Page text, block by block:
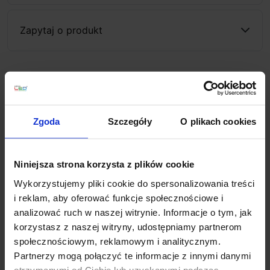
Zgoda Szczegóły O plikach cookies
Niniejsza strona korzysta z plików cookie
Wykorzystujemy pliki cookie do spersonalizowania treści
i reklam, aby oferować funkcje społecznościowe i
analizować ruch w naszej witrynie. Informacje o tym, jak
korzystasz z naszej witryny, udostępniamy partnerom
społecznościowym, reklamowym i analitycznym.
Partnerzy mogą połączyć te informacje z innymi danymi
Zapytaj o produkt
Opis
EXO TOSCANA 842A-L0103B-01, 842A-L0103B-
35to niewielki kinkiet ścienny LED ze stali o
NOVOLUX. Lampa dostępna jest w 3 kolorach do
wyboru: biały, czarny lub satynowy nikiel. Oprawa jako
źródło światła wykorzystuje diodę LED o mocy 3W,
która zapewnia białe ciepłe światło o temp. 3000K oraz
strumień 200lm. Ta wyjątkowa lampa ścienna LED
doskonale sprawdzi się jako oświetlenie przy każdym
łóżku. W podstawę lampy wbudowany jest włącznik